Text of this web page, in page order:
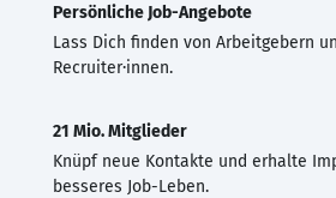
Persönliche Job-Angebote
Lass Dich finden von Arbeitgebern
Recruiter·innen.
21 Mio. Mitglieder
Knüpf neue Kontakte und erhalte
besseres Job-Leben.